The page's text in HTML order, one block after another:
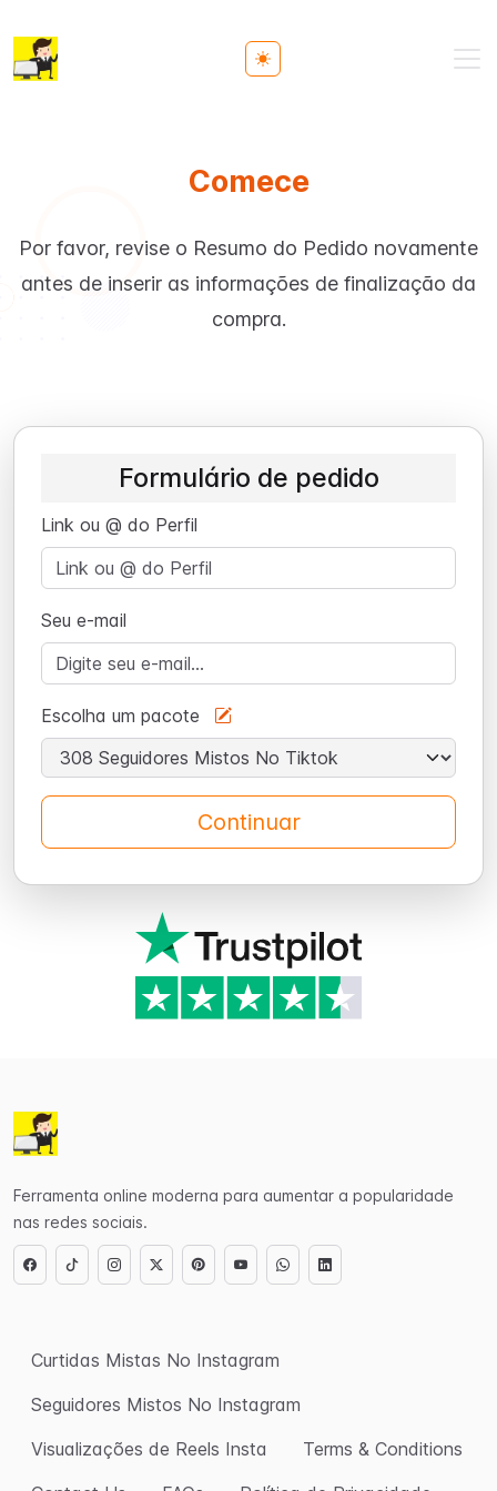
Toggle theme
Comece
Por favor, revise o Resumo do Pedido novamente
antes de inserir as informações de finalização da
compra.
Formulário de pedido
Link ou @ do Perfil
Seu e-mail
Escolha um pacote
Continuar
Ferramenta online moderna para aumentar a popularidade
nas redes sociais.
Curtidas Mistas No Instagram
Seguidores Mistos No Instagram
Visualizações de Reels Insta
Terms & Conditions